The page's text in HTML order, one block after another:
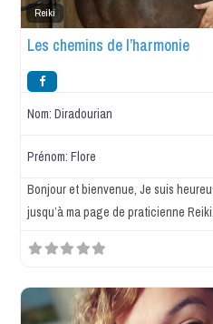
Reiki
Les chemins de l’harmonie
Nom:Diradourian
Prénom:Flore
Bonjour et bienvenue, Je suis
jusqu’à ma page de praticienne